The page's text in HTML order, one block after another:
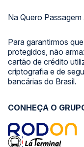
Na Quero
Para garantirmos
protegidos, não
cartão de crédito
criptografia e de
bancárias do Brasil.
CONHEÇA O